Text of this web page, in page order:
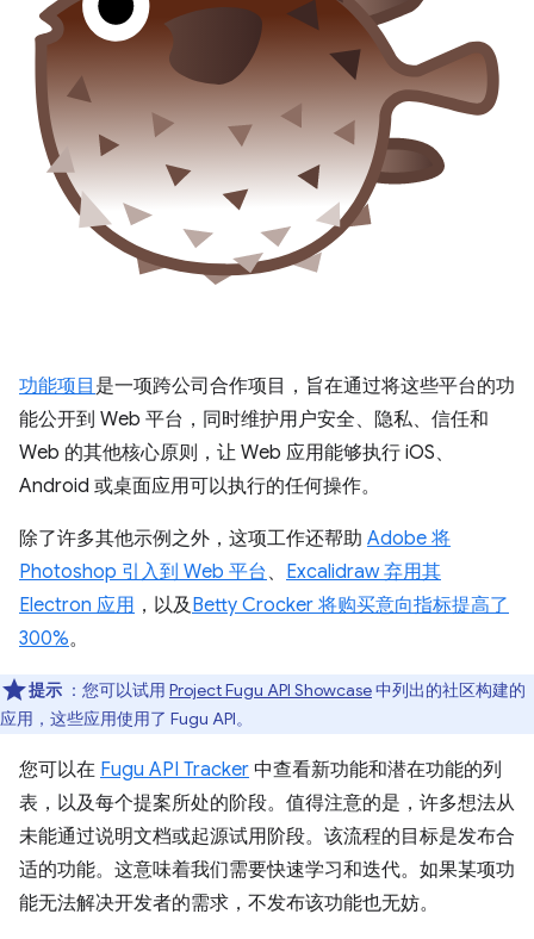
功能项目 是一项跨公司合作项目，旨在通过将这些平台的功
能公开到 Web 平台，同时维护用户安全、隐私、信任和
Web 的其他核心原则，让 Web 应用能够执行 iOS、
Android 或桌面应用可以执行的任何操作。
除了许多其他示例之外，这项工作还帮助 Adobe 将
Photoshop 引入到 Web 平台 、 Excalidraw 弃用其
Electron 应用 ，以及Betty Crocker 将购买意向指标提高了
300%。
提示 ：您可以试用 Project Fugu API Showcase中列出的社区构建的
应用，这些应用使用了 Fugu API。
您可以在 Fugu API Tracker 中查看新功能和潜在功能的列
表，以及每个提案所处的阶段。值得注意的是，许多想法从
未能通过说明文档或起源试用阶段。该流程的目标是发布合
适的功能。这意味着我们需要快速学习和迭代。如果某项功
能无法解决开发者的需求，不发布该功能也无妨。